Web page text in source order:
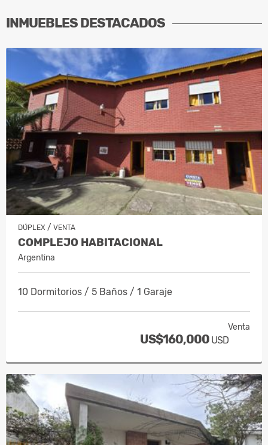
INMUEBLESDESTACADOS
DÚPLEX / VENTA
COMPLEJO HABITACIONAL
Argentina
10 Dormitorios / 5 Baños / 1 Garaje
Venta
US$160,000 USD